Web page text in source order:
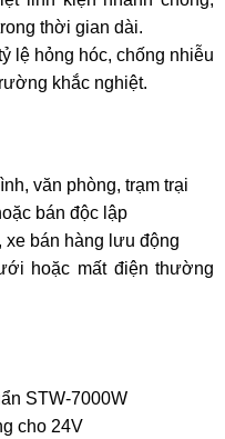
thời gian dài.
lệ hỏng hóc, chống nhiễu
khắc nghiệt.
văn phòng, trạm trại
bán độc lập
xe bán hàng lưu động
hoặc mất điện thường
STW-7000W
cho 24V